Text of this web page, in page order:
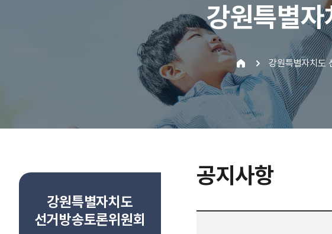
강원특별자
강원특별자치도
강원특별자치도
선거방송토론위원회
공지사항